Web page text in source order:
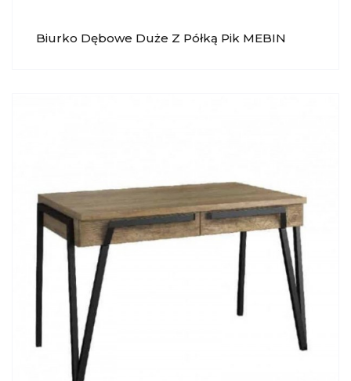
Biurko Dębowe Duże Z Półką Pik MEBIN